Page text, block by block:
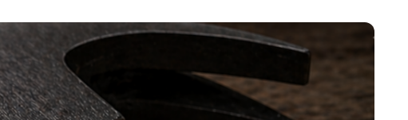
Ota yhteyttäPalautukset ja vaihdotPalvelutPeruuttamispyyntö
Suunnittelu ja mittatilausratkaisutTakuu ja tuki
(FAQ) Vastuullisuus Yhteystiedot